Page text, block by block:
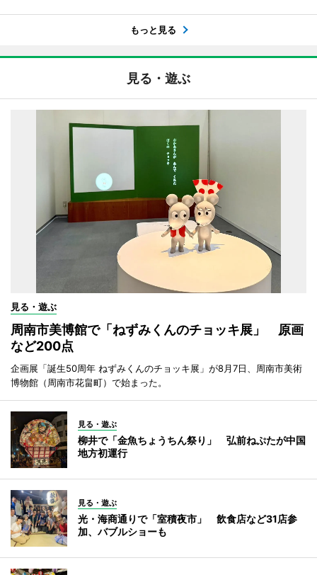
もっと見る
見る・遊ぶ
見る・遊ぶ
周南市美博館で「ねずみくんのチョッキ展」 原画
など200点
企画展「誕生50周年 ねずみくんのチョッキ展」が8月7日、周南市美術
博物館（周南市花畠町）で始まった。
見る・遊ぶ
柳井で「金魚ちょうちん祭り」 弘前ねぷたが中国
地方初運行
見る・遊ぶ
光・海商通りで「室積夜市」 飲食店など31店参
加、バブルショーも